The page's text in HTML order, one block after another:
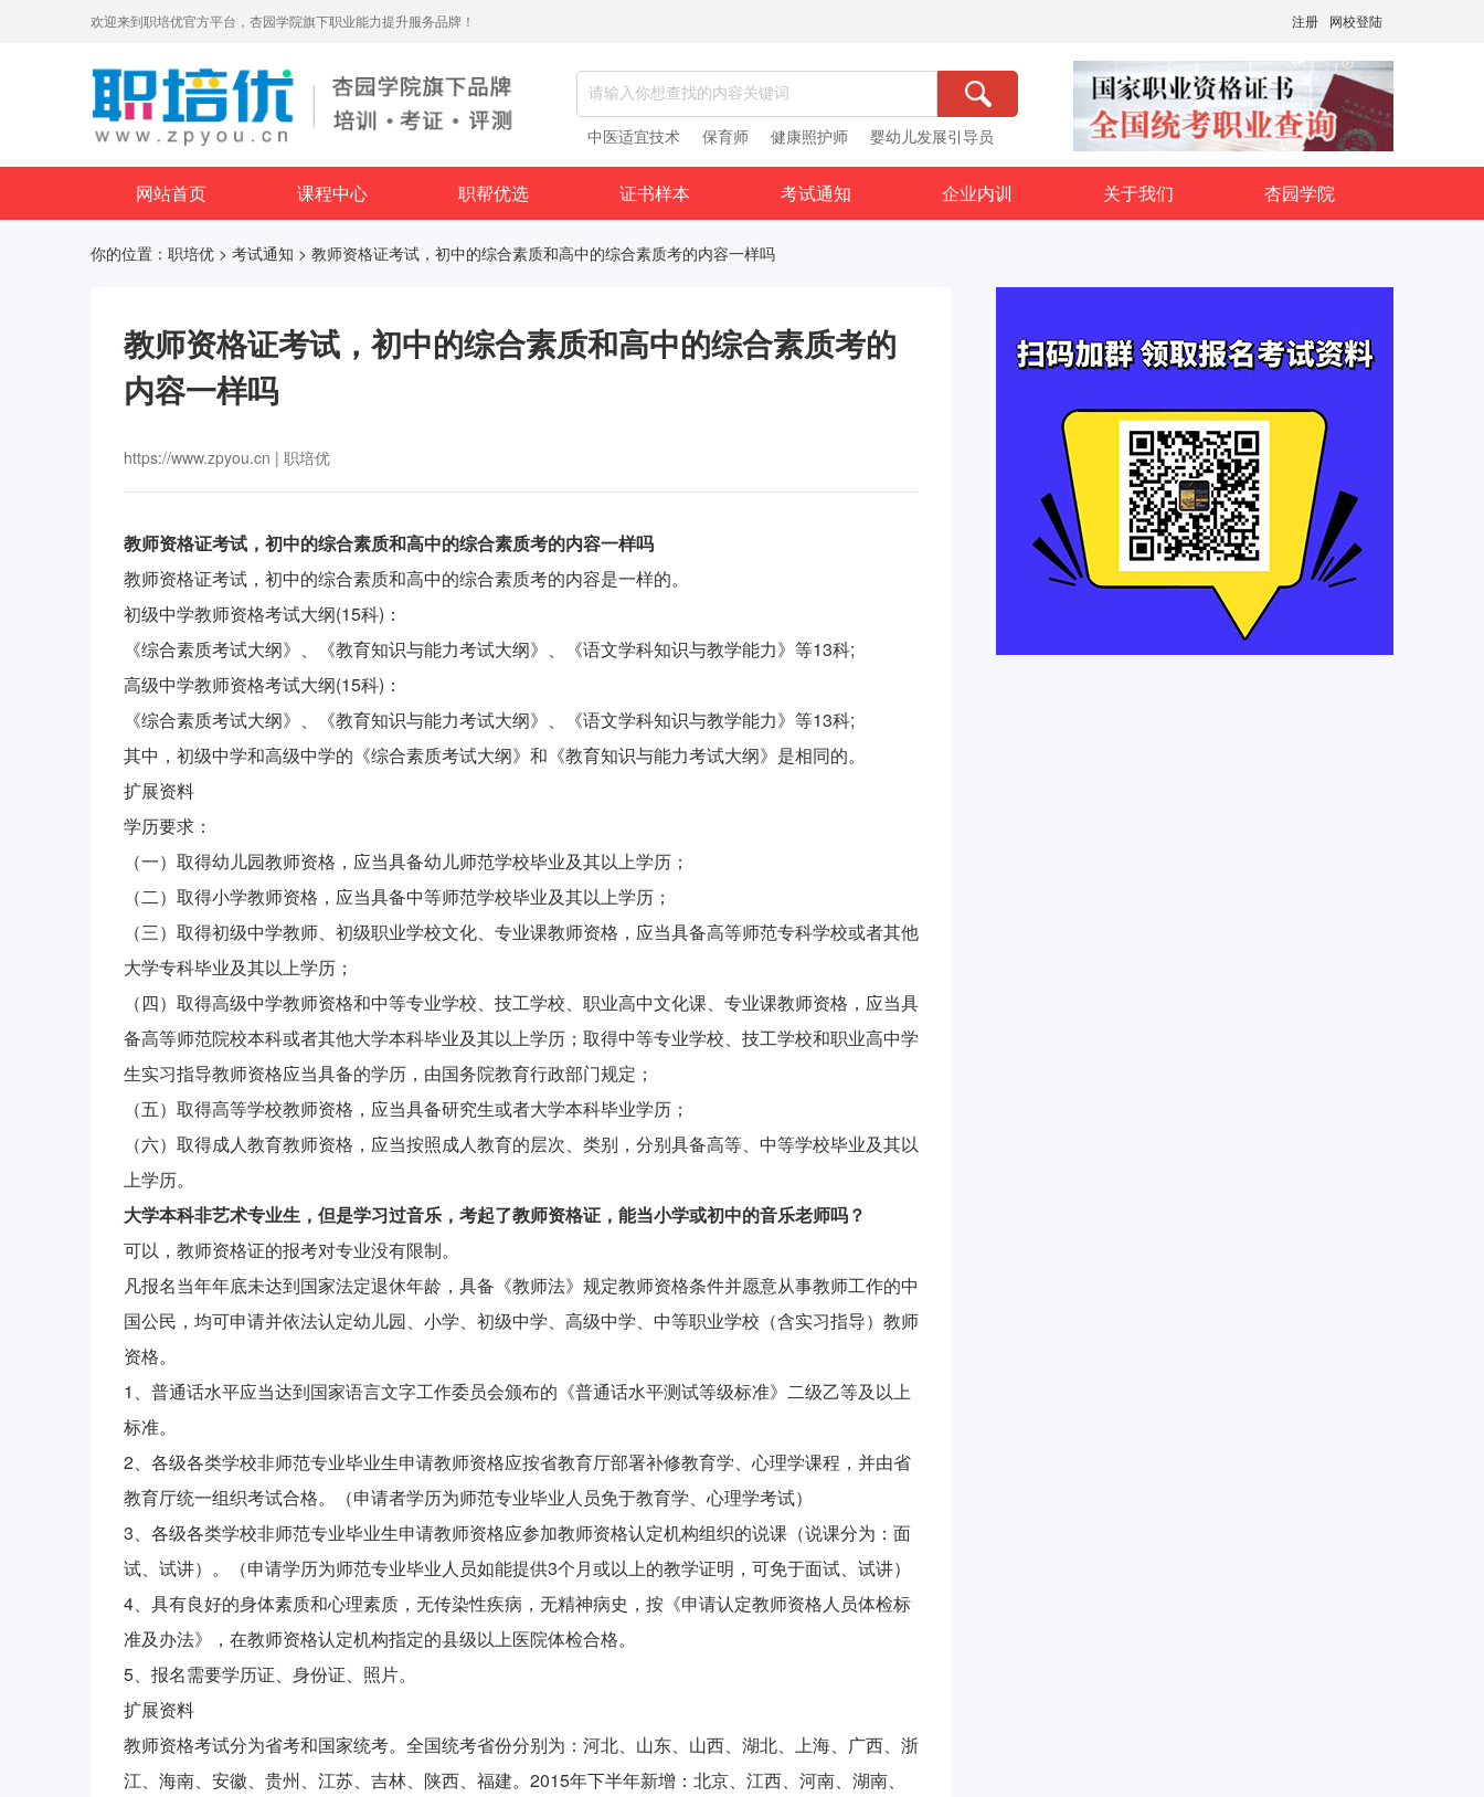
欢迎来到职培优官方平台，杏园学院旗下职业能力提升服务品牌！ 注册 网校登陆
中医适宜技术 保育师 健康照护师 婴幼儿发展引导员
网站首页 课程中心 职帮优选 证书样本 考试通知 企业内训 关于我们 杏园学院
你的位置： 职培优 > 考试通知 > 教师资格证考试，初中的综合素质和高中的综合素质考的内容一样吗
教师资格证考试，初中的综合素质和高中的综合素质考的
内容一样吗
https://www.zpyou.cn | 职培优
教师资格证考试，初中的综合素质和高中的综合素质考的内容一样吗
教师资格证考试，初中的综合素质和高中的综合素质考的内容是一样的。
初级中学教师资格考试大纲(15科)：
《综合素质考试大纲》、《教育知识与能力考试大纲》、《语文学科知识与教学能力》等13科;
高级中学教师资格考试大纲(15科)：
《综合素质考试大纲》、《教育知识与能力考试大纲》、《语文学科知识与教学能力》等13科;
其中，初级中学和高级中学的《综合素质考试大纲》和《教育知识与能力考试大纲》是相同的。
扩展资料
学历要求：
（一）取得幼儿园教师资格，应当具备幼儿师范学校毕业及其以上学历；
（二）取得小学教师资格，应当具备中等师范学校毕业及其以上学历；
（三）取得初级中学教师、初级职业学校文化、专业课教师资格，应当具备高等师范专科学校或者其他
大学专科毕业及其以上学历；
（四）取得高级中学教师资格和中等专业学校、技工学校、职业高中文化课、专业课教师资格，应当具
备高等师范院校本科或者其他大学本科毕业及其以上学历；取得中等专业学校、技工学校和职业高中学
生实习指导教师资格应当具备的学历，由国务院教育行政部门规定；
（五）取得高等学校教师资格，应当具备研究生或者大学本科毕业学历；
（六）取得成人教育教师资格，应当按照成人教育的层次、类别，分别具备高等、中等学校毕业及其以
上学历。
大学本科非艺术专业生，但是学习过音乐，考起了教师资格证，能当小学或初中的音乐老师吗？
可以，教师资格证的报考对专业没有限制。
凡报名当年年底未达到国家法定退休年龄，具备《教师法》规定教师资格条件并愿意从事教师工作的中
国公民，均可申请并依法认定幼儿园、小学、初级中学、高级中学、中等职业学校（含实习指导）教师
资格。
1、普通话水平应当达到国家语言文字工作委员会颁布的《普通话水平测试等级标准》二级乙等及以上
标准。
2、各级各类学校非师范专业毕业生申请教师资格应按省教育厅部署补修教育学、心理学课程，并由省
教育厅统一组织考试合格。（申请者学历为师范专业毕业人员免于教育学、心理学考试）
3、各级各类学校非师范专业毕业生申请教师资格应参加教师资格认定机构组织的说课（说课分为：面
试、试讲）。（申请学历为师范专业毕业人员如能提供3个月或以上的教学证明，可免于面试、试讲）
4、具有良好的身体素质和心理素质，无传染性疾病，无精神病史，按《申请认定教师资格人员体检标
准及办法》，在教师资格认定机构指定的县级以上医院体检合格。
5、报名需要学历证、身份证、照片。
扩展资料
教师资格考试分为省考和国家统考。全国统考省份分别为：河北、山东、山西、湖北、上海、广西、浙
江、海南、安徽、贵州、江苏、吉林、陕西、福建。2015年下半年新增：北京、江西、河南、湖南、